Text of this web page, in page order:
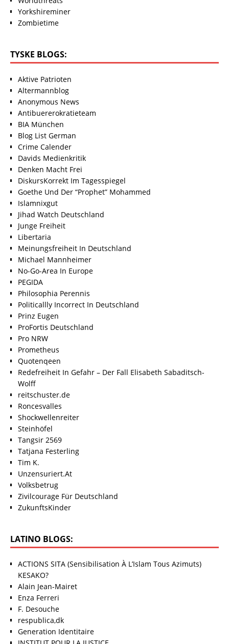
Yorkshireminer
Zombietime
TYSKE BLOGS:
Aktive Patrioten
Altermannblog
Anonymous News
Antibuererokratieteam
BIA München
Blog List German
Crime Calender
Davids Medienkritik
Denken Macht Frei
DiskursKorrekt Im Tagesspiegel
Goethe Und Der “Prophet” Mohammed
Islamnixgut
Jihad Watch Deutschland
Junge Freiheit
Libertaria
Meinungsfreiheit In Deutschland
Michael Mannheimer
No-Go-Area In Europe
PEGIDA
Philosophia Perennis
Politicallly Incorrect In Deutschland
Prinz Eugen
ProFortis Deutschland
Pro NRW
Prometheus
Quotenqeen
Redefreiheit In Gefahr – Der Fall Elisabeth Sabaditsch-
Wolff
reitschuster.de
Roncesvalles
Shockwellenreiter
Steinhöfel
Tangsir 2569
Tatjana Festerling
Tim K.
Unzensuriert.At
Volksbetrug
Zivilcourage Für Deutschland
ZukunftsKinder
LATINO BLOGS:
ACTIONS SITA (Sensibilisation À L’Islam Tous Azimuts)
KESAKO?
Alain Jean-Mairet
Enza Ferreri
F. Desouche
respublica,dk
Generation Identitaire